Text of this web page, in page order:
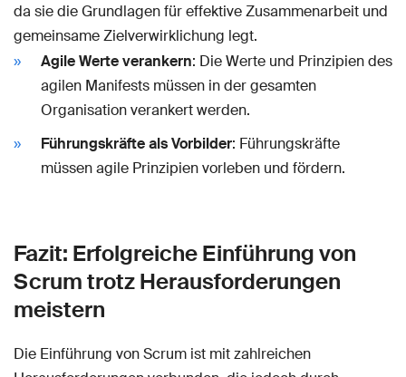
da sie die Grundlagen für effektive Zusammenarbeit und
gemeinsame Zielverwirklichung legt.
Agile Werte verankern: Die Werte und Prinzipien des
agilen Manifests müssen in der gesamten
Organisation verankert werden.
Führungskräfte als Vorbilder: Führungskräfte
müssen agile Prinzipien vorleben und fördern.
Fazit: Erfolgreiche Einführung von
Scrum trotz Herausforderungen
meistern
Die Einführung von Scrum ist mit zahlreichen